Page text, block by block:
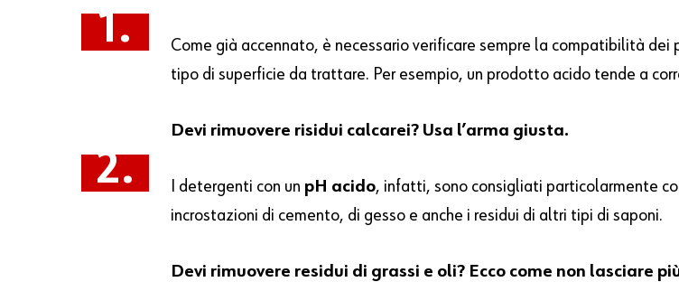
1.
Come già accennato, è necessario verificare sempre la compatibilità
tipo di superficie da trattare. Per esempio, un prodotto acido tende a
2.
Devi rimuovere risidui calcarei? Usa l’arma giusta.
I detergenti con un pH acido, infatti, sono consigliati particolarmente
incrostazioni di cemento, di gesso e anche i residui di altri tipi di saponi.
Devi rimuovere residui di grassi e oli? Ecco come non lasciare